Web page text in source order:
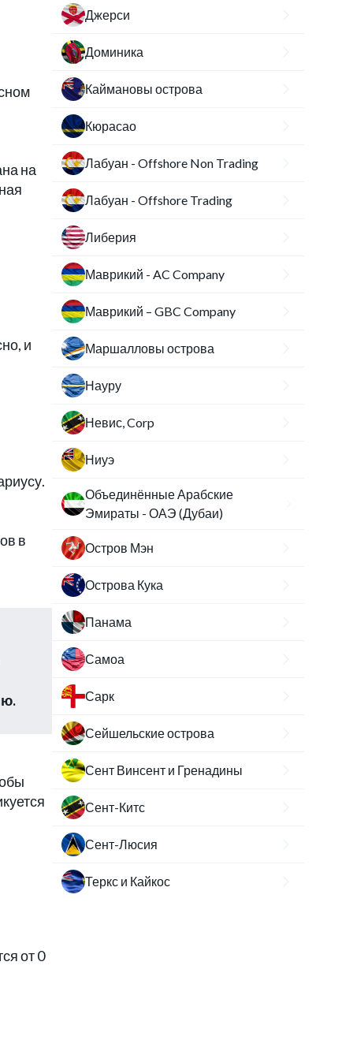
на
и
в
от 0
Джерси
Доминика
Каймановы острова
Кюрасао
Лабуан - Offshore Non Trading
Лабуан - Offshore Trading
Либерия
Маврикий - AC Company
Маврикий – GBC Company
Маршалловы острова
Науру
Невис, Corp
Ниуэ
Объединённые Арабские
Эмираты - ОАЭ (Дубаи)
Остров Мэн
Острова Кука
Панама
Самоа
Сарк
Сейшельские острова
Сент Винсент и Гренадины
Сент-Китс
Сент-Люсия
Теркс и Кайкос